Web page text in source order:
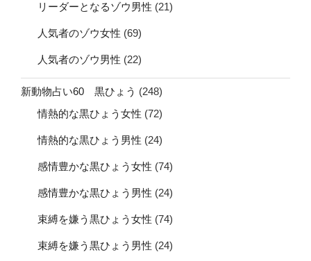
リーダーとなるゾウ男性 (21)
人気者のゾウ女性 (69)
人気者のゾウ男性 (22)
新動物占い60 黒ひょう (248)
情熱的な黒ひょう女性 (72)
情熱的な黒ひょう男性 (24)
感情豊かな黒ひょう女性 (74)
感情豊かな黒ひょう男性 (24)
束縛を嫌う黒ひょう女性 (74)
束縛を嫌う黒ひょう男性 (24)